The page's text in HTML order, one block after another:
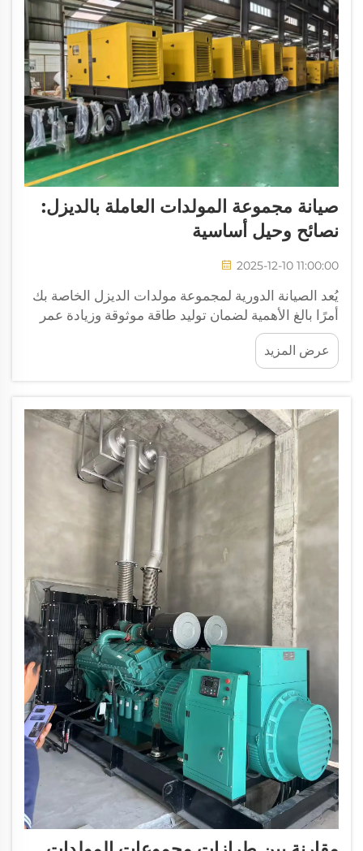
صيانة مجموعة المولدات العاملة بالديزل:
نصائح وحيل أساسية
2025-12-10 11:00:00
يُعد الصيانة الدورية لمجموعة مولدات الديزل الخاصة بك
أمرًا بالغ الأهمية لضمان توليد طاقة موثوقة وزيادة عمر
المعدات. تعتمد المرافق الصناعية، والمستشفيات،
ومراكز البيانات، والمباني التجارية على مجموعات
مولدات الديزل القوية هذه...
عرض المزيد